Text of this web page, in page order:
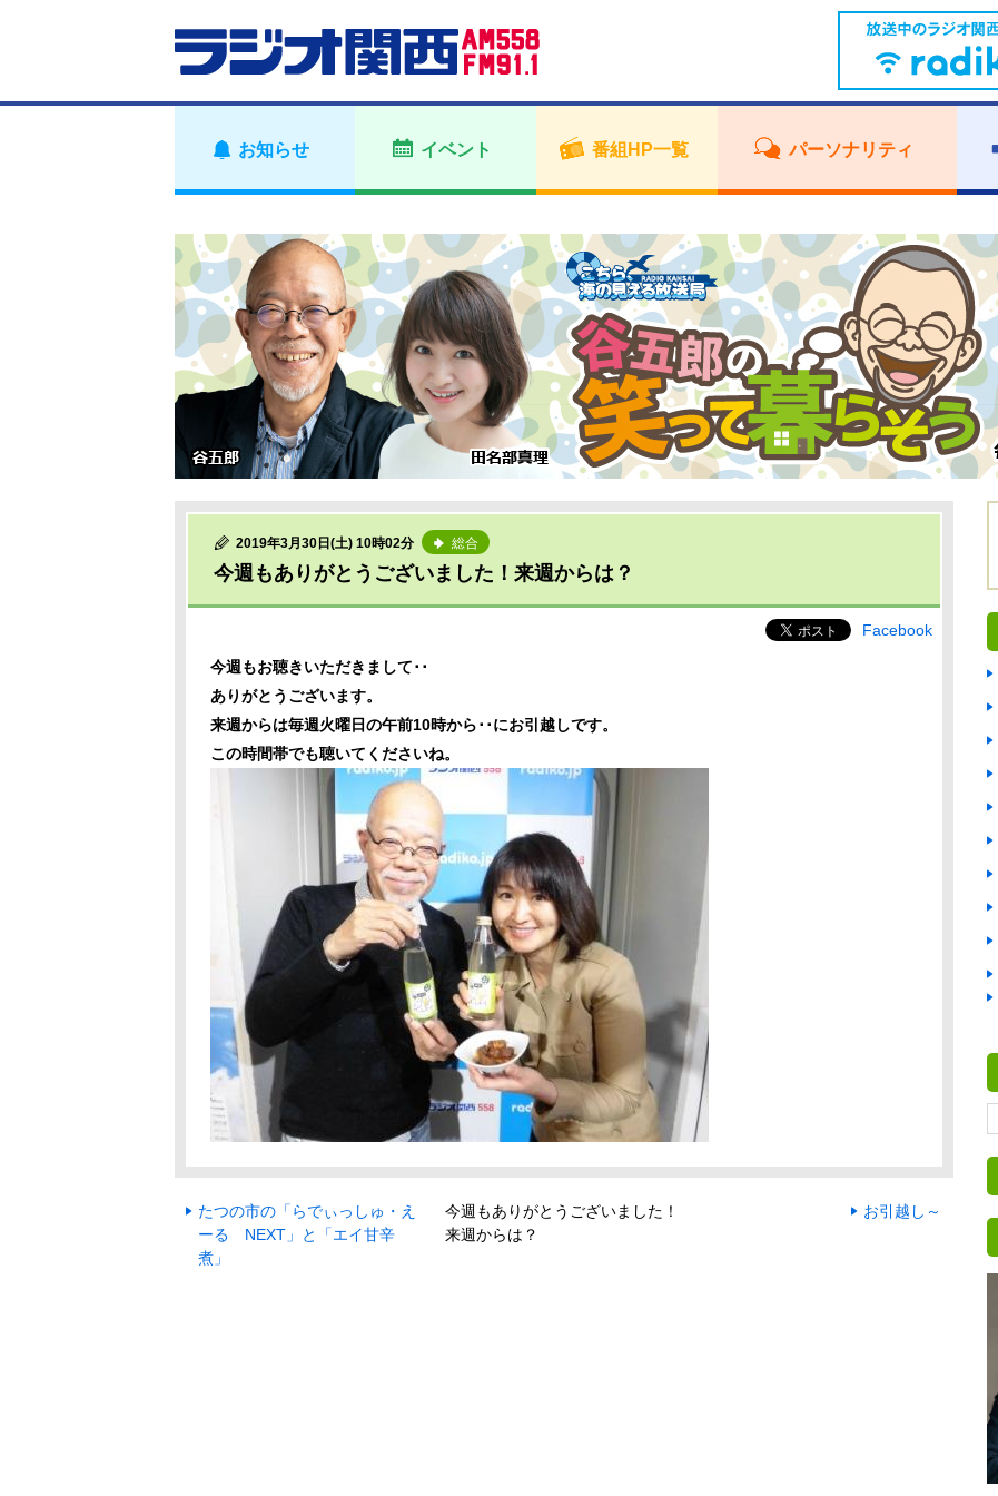
お知らせ イベント 番組HP一覧 パーソナリティ
2019年3月30日(土) 10時02分 総合
今週もありがとうございました！来週からは？
Facebook
今週もお聴きいただきまして･･
ありがとうございます。
来週からは毎週火曜日の午前10時から･･にお引越しです。
この時間帯でも聴いてくださいね。
たつの市の「らでぃっしゅ・え
ーる NEXT」と「エイ甘辛
煮」
今週もありがとうございました！
来週からは？
お引越し～